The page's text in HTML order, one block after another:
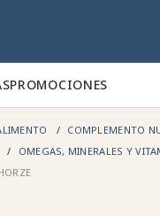
PROMOCIONES
COMPLEMENTO
OMEGAS, MINERALES Y